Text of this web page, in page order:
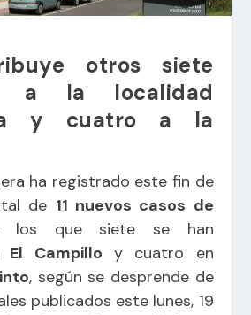
otros siete
a la localidad
y cuatro a la
ha registrado este fin de
de 11 nuevos casos de
los que siete se han
El Campillo y cuatro en
, según se desprende de
publicados este lunes, 19